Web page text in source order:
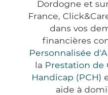
Dordogne et
France,
dans vos
financières
Personnalisée
la Prestation de
Handicap (PCH)
aide à